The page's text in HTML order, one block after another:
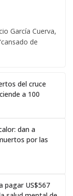
García Cuerva,
de
del cruce
a 100
dan a
por las
pagar US$567